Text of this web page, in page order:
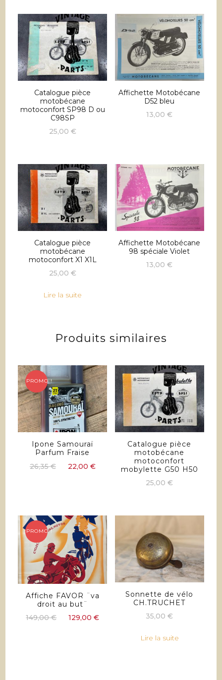
Catalogue pièce
motobécane
motoconfort SP98 D ou
C98SP
25,00 €
Affichette Motobécane
D52 bleu
13,00€
Catalogue pièce
motobécane
motoconfort X1 X1L
25,00 €
Lire la suite
Affichette Motobécane
98 spéciale Violet
13,00€
Produits similaires
PROMO !
Ipone Samouraï
Parfum Fraise
26,35€
Le22,00 €
Catalogue pièce
motobécane
motoconfort
mobylette G50 H50
25,00€
PROMO !
Affiche FAVOR ¨va
droit au but¨
149,00€
Le
129,00€
Sonnette de vélo
CH.TRUCHET
35,00€
Lire la suite